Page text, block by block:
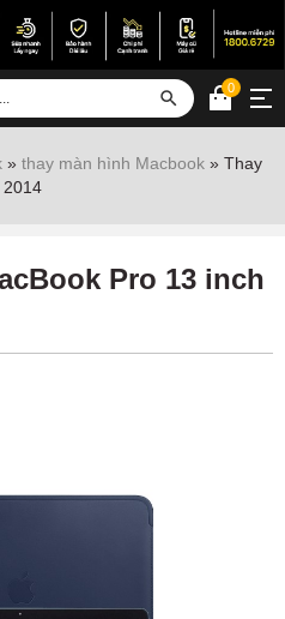
0
» thay màn hình Macbook » Thay
2014
Pro 13 inch